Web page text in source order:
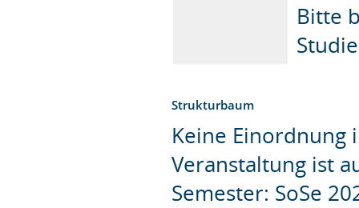
Bitte
Strukturbaum
Keine Einordnung
Veranstaltung ist
Semester: SoSe